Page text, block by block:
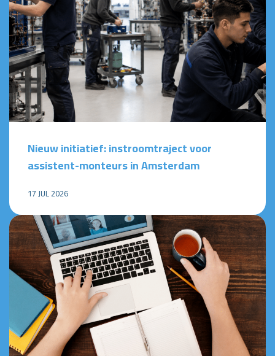
Nieuw initiatief: instroomtraject voor
assistent-monteurs in Amsterdam
17 JUL 2026